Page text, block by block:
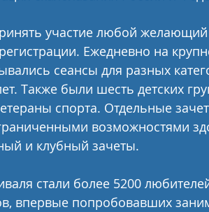
участие любой
Ежедневно на
сеансы для разных
Также были шесть детских
спорта. Отдельные
возможностями
и клубный зачеты.
стали более 5200
впервые попробовавших